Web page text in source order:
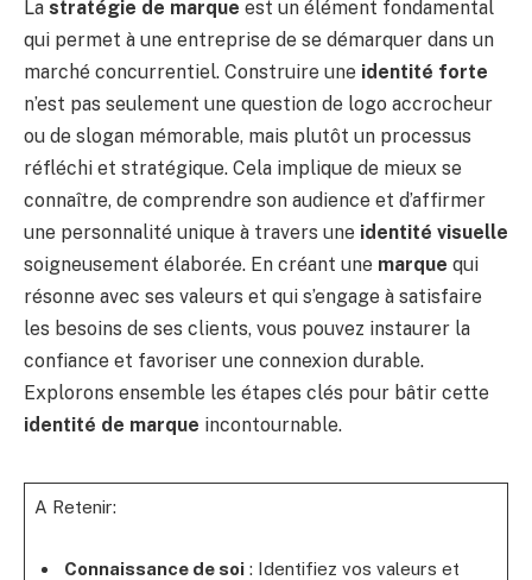
La stratégie de marque est un élément fondamental
qui permet à une entreprise de se démarquer dans un
marché concurrentiel. Construire une identité forte
n’est pas seulement une question de logo accrocheur
ou de slogan mémorable, mais plutôt un processus
réfléchi et stratégique. Cela implique de mieux se
connaître, de comprendre son audience et d’affirmer
une personnalité unique à travers une identité visuelle
soigneusement élaborée. En créant une marque qui
résonne avec ses valeurs et qui s’engage à satisfaire
les besoins de ses clients, vous pouvez instaurer la
confiance et favoriser une connexion durable.
Explorons ensemble les étapes clés pour bâtir cette
identité de marque incontournable.
A Retenir:
Connaissance de soi: Identifiez vos valeurs et